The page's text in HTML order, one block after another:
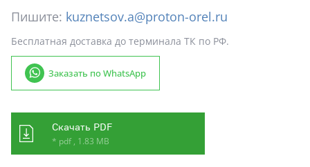
Пишите: kuznetsov.a@proton-orel.ru
Бесплатная доставка до терминала ТК по РФ.
Заказать по WhatsApp
Скачать PDF
* pdf , 1.83 MB